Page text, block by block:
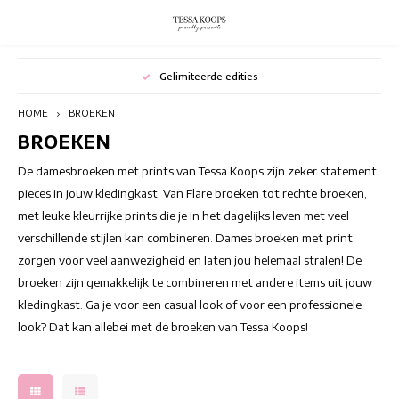
Hoofdmenu / jurken
Bloemenjurken
Bohemian jurken
Chique Jurken
Cocktailjurken
Elegante jurken
Hoofdmenu / tops
TUNIEKEN
Elegante tops
Kleurrijke tops
Mouwloze Damestops
Tops Met Korte Mouwen
Hoofdmenu / broeken
JUMPSUITS
Damesbroeken Met Print
Flared Broeken
Gekleurde broek
Hoge taille broek
Hoofdmenu / rokken
Bloemenrokken
Korte Rokken
Lange Rokken
Rokken met prints
Zomerrokken
Hoofdmenu / blazers
Blazers met prints
Casual blazers
Hoofdmenu / outlet
Summer outlet
Winter outlet
Switching Seasons Sale
Hoofdmenu
Deutsch
English
Hoofdmenu
GBP
USD
CHF
Gelimiteerde edities
HOME BROEKEN
BROEKEN
De damesbroeken met prints van Tessa Koops zijn zeker statement
pieces in jouw kledingkast. Van Flare broeken tot rechte broeken,
met leuke kleurrijke prints die je in het dagelijks leven met veel
verschillende stijlen kan combineren. Dames broeken met print
zorgen voor veel aanwezigheid en laten jou helemaal stralen! De
broeken zijn gemakkelijk te combineren met andere items uit jouw
kledingkast. Ga je voor een casual look of voor een professionele
look? Dat kan allebei met de broeken van Tessa Koops!